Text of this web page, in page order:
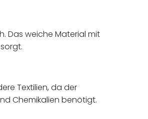
Das weiche Material mit
Textilien, da der
Chemikalien benötigt.